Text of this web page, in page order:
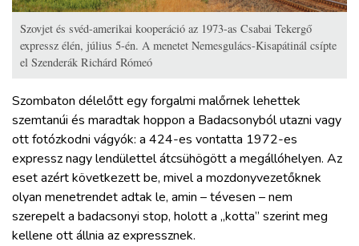
Szovjet és svéd-amerikai kooperáció az 1973-as Csabai Tekergő
expressz élén, július 5-én. A menetet Nemesgulács-Kisapátinál csípte
el Szenderák Richárd Rómeó
Szombaton délelőtt egy forgalmi malőrnek lehettek
szemtanúi és maradtak hoppon a Badacsonyból utazni vagy
ott fotózkodni vágyók: a 424-es vontatta 1972-es
expressz nagy lendülettel átcsühögött a megállóhelyen. Az
eset azért következett be, mivel a mozdonyvezetőknek
olyan menetrendet adtak le, amin – tévesen – nem
szerepelt a badacsonyi stop, holott a „kotta” szerint meg
kellene ott állnia az expressznek.